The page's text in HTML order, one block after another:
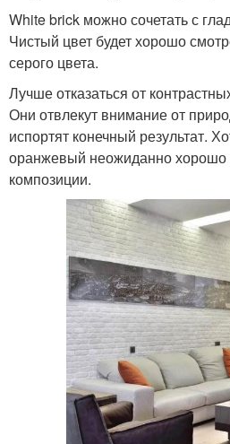
White brick можно сочетать с
Чистый цвет будет хорошо
серого цвета.
Лучше отказаться от
Они отвлекут внимание от
испортят конечный результат.
оранжевый неожиданно хорошо
композиции.